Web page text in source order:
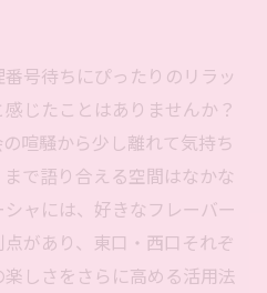
号待ちにぴったりのリラッ
じたことはありませんか？
喧騒から少し離れて気持ち
で語り合える空間はなかな
ャには、好きなフレーバー
があり、東口・西口それぞ
しさをさらに高める活用法